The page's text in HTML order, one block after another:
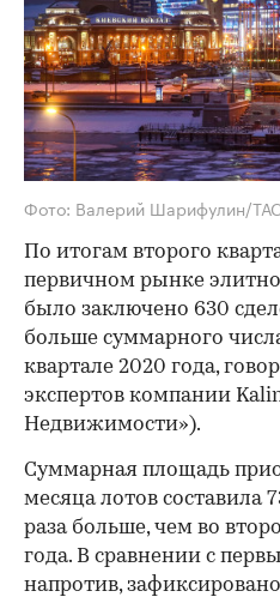
Фото: Валерий Шарифулин/
По итогам второго
первичном рынке
было заключено 630
больше суммарного
квартале 2020 года,
экспертов компании
Недвижимости»).
Суммарная площадь
месяца лотов составила
раза больше, чем во
года. В сравнении с
напротив,